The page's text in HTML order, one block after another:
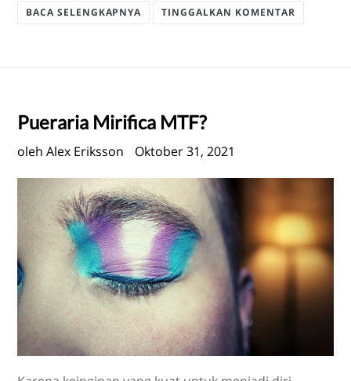
BACA SELENGKAPNYA TINGGALKAN KOMENTAR
Pueraria Mirifica MTF?
oleh Alex Eriksson Oktober 31, 2021